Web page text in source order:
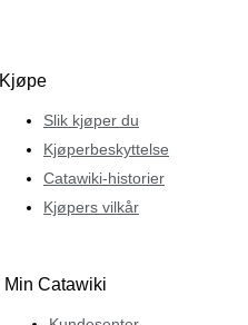
Kjøpe
Slik kjøper du
Kjøperbeskyttelse
Catawiki-historier
Kjøpers vilkår
Min Catawiki